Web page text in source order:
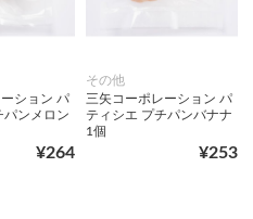
ション パ
パンメロン
¥264
その他
三矢コーポレーション パ
ティシエ プチパンバナナ
1個
¥253